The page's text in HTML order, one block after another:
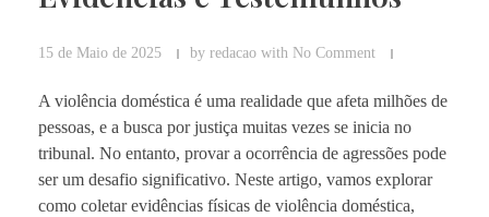
15 de Maio de 2025 by redacao with No Comment
A violência doméstica é uma realidade que afeta milhões de
pessoas, e a busca por justiça muitas vezes se inicia no
tribunal. No entanto, provar a ocorrência de agressões pode
ser um desafio significativo. Neste artigo, vamos explorar
como coletar evidências físicas de violência doméstica,